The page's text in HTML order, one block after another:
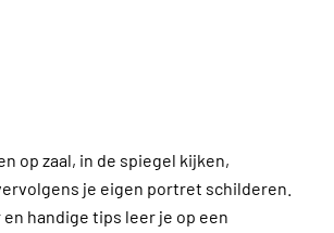
op zaal, in de spiegel kijken,
je eigen portret schilderen.
handige tips leer je op een